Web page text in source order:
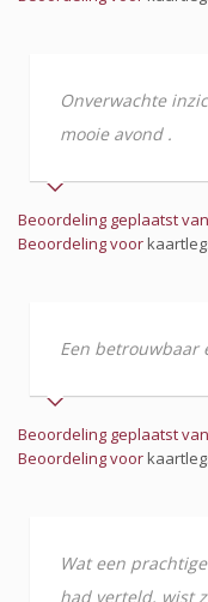
Onverwachte
mooie avond .
Beoordeling geplaatst
Beoordeling voor
Een betrouwbaar
Beoordeling geplaatst
Beoordeling voor
Wat een
had verteld, wist